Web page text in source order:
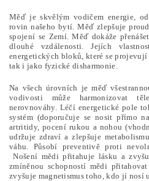
Měď je skvělým vodičem energie,
rovin našeho bytí. Měď zlepšuje
spojení se Zemí. Měď dokáže
dlouhé vzdálenosti. Jejích
energetických bloků, které se
tak i jako fyzické disharmonie.
Na všech úrovních je měď
vodivosti může harmonizovat
nerovnováhy. Léčí energetické pole
systém (doporučuje se nosit přímo
artritidy, pocení rukou a nohou
udržuje zdraví a zlepšuje
váhu. Působí preventivě proti
Nošení mědi přitahuje lásku a
zmíněnou schopností mědi
zvyšuje magnetismus toho, kdo jí nosí